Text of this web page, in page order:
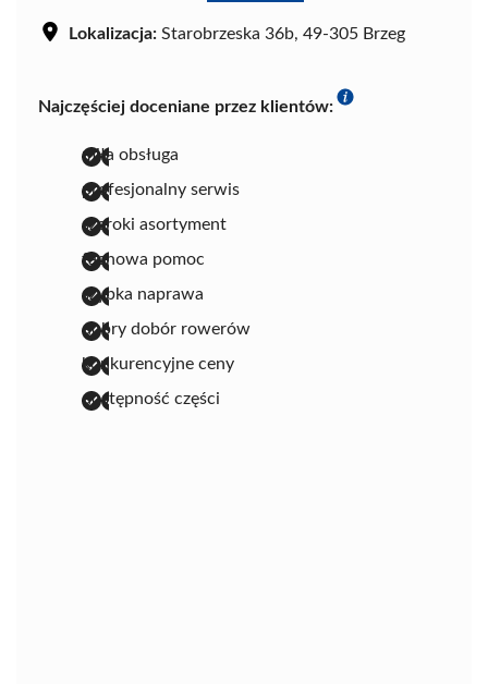
Lokalizacja: Starobrzeska 36b, 49-305 Brzeg
Najczęściej doceniane przez klientów:
miła obsługa
profesjonalny serwis
szeroki asortyment
fachowa pomoc
szybka naprawa
dobry dobór rowerów
konkurencyjne ceny
dostępność części